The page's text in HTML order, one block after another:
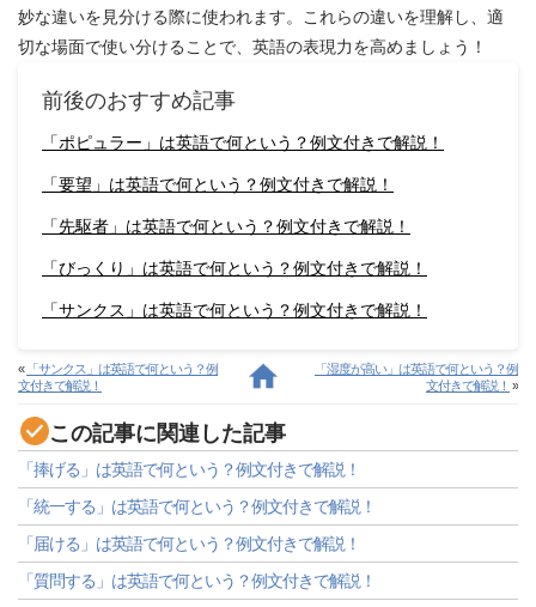
妙な違いを見分ける際に使われます。これらの違いを理解し、適
切な場面で使い分けることで、英語の表現力を高めましょう！
前後のおすすめ記事
「ポピュラー」は英語で何という？例文付きで解説！
「要望」は英語で何という？例文付きで解説！
「先駆者」は英語で何という？例文付きで解説！
「びっくり」は英語で何という？例文付きで解説！
「サンクス」は英語で何という？例文付きで解説！
« 「サンクス」は英語で何という？例
文付きで解説！
「湿度が高い」は英語で何という？例
文付きで解説！ »
この記事に関連した記事
「捧げる」は英語で何という？例文付きで解説！
「統一する」は英語で何という？例文付きで解説！
「届ける」は英語で何という？例文付きで解説！
「質問する」は英語で何という？例文付きで解説！